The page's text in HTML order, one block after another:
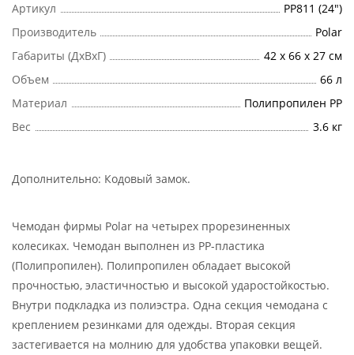
Артикул
РР811 (24")
Производитель
Polar
Габариты (ДхВхГ)
42 х 66 х 27 см
Объем
66 л
Материал
Полипропилен PP
Вес
3.6 кг
Дополнительно: Кодовый замок.
Чемодан фирмы Polar на четырех прорезиненных
колесиках. Чемодан выполнен из PP-пластика
(Полипропилен). Полипропилен обладает высокой
прочностью, эластичностью и высокой ударостойкостью.
Внутри подкладка из полиэстра. Одна секция чемодана с
креплением резинками для одежды. Вторая секция
застегивается на молнию для удобства упаковки вещей.